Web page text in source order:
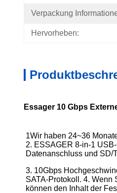
Verpackung
Hervorheben:
Essager 10 Gbps
1Wir haben 24~36
2. ESSAGER 8-in-1
Datenanschluss und SD/
3. 10Gbps
SATA-Protokoll. 4. Wenn
können den Inhalt der